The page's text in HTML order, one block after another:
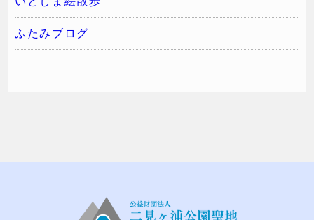
ふたみブログ